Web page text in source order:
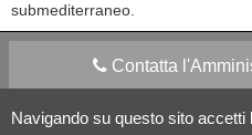
Navigando su questo sito
submediterraneo.
Contatta
Apps Mobile